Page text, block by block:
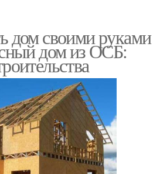
дом своими руками
дом из ОСБ: